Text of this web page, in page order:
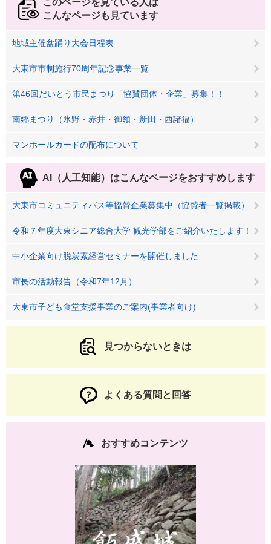
こんなページも見ています
地域主催盆踊り大会日程表
大東市市制施行70周年記念事業一覧
第46回だいとう市民まつり「協賛団体・企業」募集！！
南郷まつり（氷野・赤井・御領・新田・西諸福）
マンホールカードの配布について
AI（人工知能）はこんなページをおすすめします
大東市コミュニティバス等協賛企業募集中（協賛者一覧掲載）
令和７年度大東シニア総合大学 観光学部をご紹介いたします！
中小企業向け脱炭素経営セミナーを開催しました
市長の活動報告（令和7年12月）
大東市子ども食堂支援事業のご案内(事業者向け)
見つからないときは
よくある質問と回答
おすすめコンテンツ